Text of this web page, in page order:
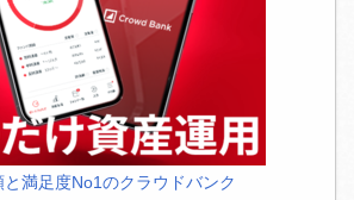
と満足度No1のクラウドバンク